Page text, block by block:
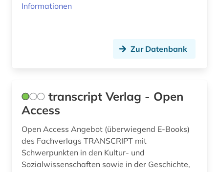
technik (4)
umweltmanagement (1)
umweltschutz (1)
Informationen
Zur Datenbank
transcript Verlag - Open
Access
Open Access Angebot (überwiegend E-Books)
des Fachverlags TRANSCRIPT mit
Schwerpunkten in den Kultur- und
Sozialwissenschaften sowie in der Geschichte,